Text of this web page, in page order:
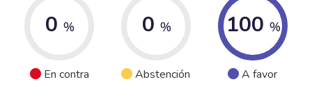
0 %
En contra
0 %
Abstención
100 %
A favor